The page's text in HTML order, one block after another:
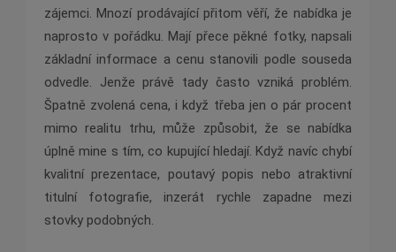
zájemci. Mnozí prodávající přitom věří, že nabídka je
naprosto v pořádku. Mají přece pěkné fotky, napsali
základní informace a cenu stanovili podle souseda
odvedle. Jenže právě tady často vzniká problém.
Špatně zvolená cena, i když třeba jen o pár procent
mimo realitu trhu, může způsobit, že se nabídka
úplně mine s tím, co kupující hledají. Když navíc chybí
kvalitní prezentace, poutavý popis nebo atraktivní
titulní fotografie, inzerát rychle zapadne mezi
stovky podobných.